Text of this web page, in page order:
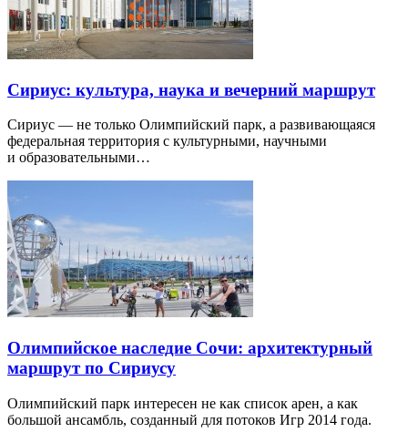
Сириус: культура, наука и вечерний маршрут
Сириус — не только Олимпийский парк, а развивающаяся
федеральная территория с культурными, научными
и образовательными…
Олимпийское наследие Сочи: архитектурный
маршрут по Сириусу
Олимпийский парк интересен не как список арен, а как
большой ансамбль, созданный для потоков Игр 2014 года.